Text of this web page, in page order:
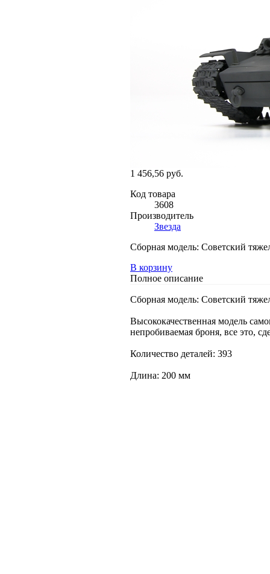
1 456,56 руб.
Код товара
3608
Производитель
Звезда
Сборная модель: Советский
В корзину
Полное описание
Сборная модель: Советский
Высококачественная модель
непробиваемая броня, все это,
Количество деталей: 393
Длина: 200 мм